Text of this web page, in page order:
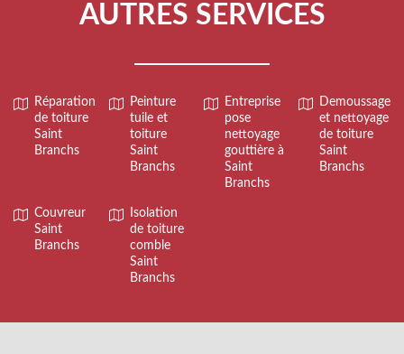
AUTRES SERVICES
Réparation
de toiture
Saint
Branchs
Peinture
tuile et
toiture
Saint
Branchs
Entreprise
pose
nettoyage
gouttière à
Saint
Branchs
Demoussage
et nettoyage
de toiture
Saint
Branchs
Couvreur
Saint
Branchs
Isolation
de toiture
comble
Saint
Branchs